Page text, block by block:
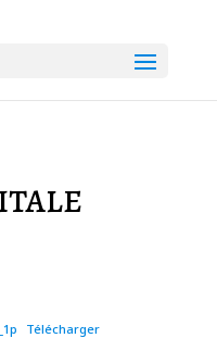
Télécharger